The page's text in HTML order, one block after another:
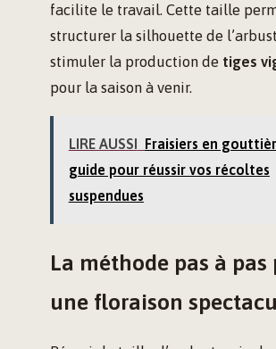
facilite le travail. Cette taille
structurer la silhouette de
stimuler la production de tiges
pour la saison à venir.
LIRE AUSSI Fraisiers en
guide pour réussir vos récoltes
suspendues
La méthode pas à pas
une floraison